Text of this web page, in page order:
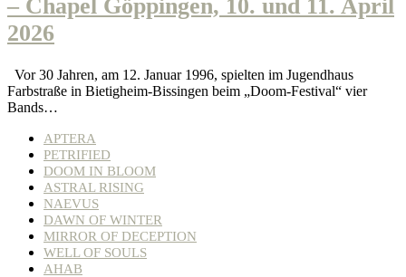
– Chapel Göppingen, 10. und 11. April
2026
Vor 30 Jahren, am 12. Januar 1996, spielten im Jugendhaus
Farbstraße in Bietigheim-Bissingen beim „Doom-Festival“ vier
Bands…
APTERA
PETRIFIED
DOOM IN BLOOM
ASTRAL RISING
NAEVUS
DAWN OF WINTER
MIRROR OF DECEPTION
WELL OF SOULS
AHAB